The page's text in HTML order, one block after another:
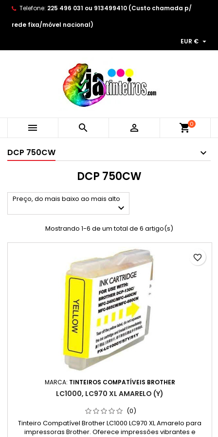
Telefone: 225 496 031 ou 913499410 (Custo chamada p/
rede fixa/móvel nacional)
EUR € 
   shopping_cart0
DCP 750CW
DCP 750CW
Preço, do mais baixo ao mais alto

Mostrando 1-6 de um total de 6 artigo(s)
MARCA: TINTEIROS COMPATÍVEIS BROTHER
LC1000, LC970 XL AMARELO (Y)
(0)
Tinteiro Compatível Brother LC1000 LC970 XL Amarelo para
impressoras Brother. Oferece impressões vibrantes e
favorite_border
As minhas listas de desejos ×
((modalTitle)) ×
((cancelText)) ((modalDeleteText))
Create wishlist ×
Wishlist name
Cancelar Create wishlist
Entrar ×
You need to be logged in to save products in your
wishlist.
Cancelar